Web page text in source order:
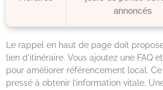
annoncés
Le rappel en haut de page doit
lien d’itinéraire. Vous ajoutez une FAQ
pour améliorer référencement local.
pressé à obtenir l’information vitale.